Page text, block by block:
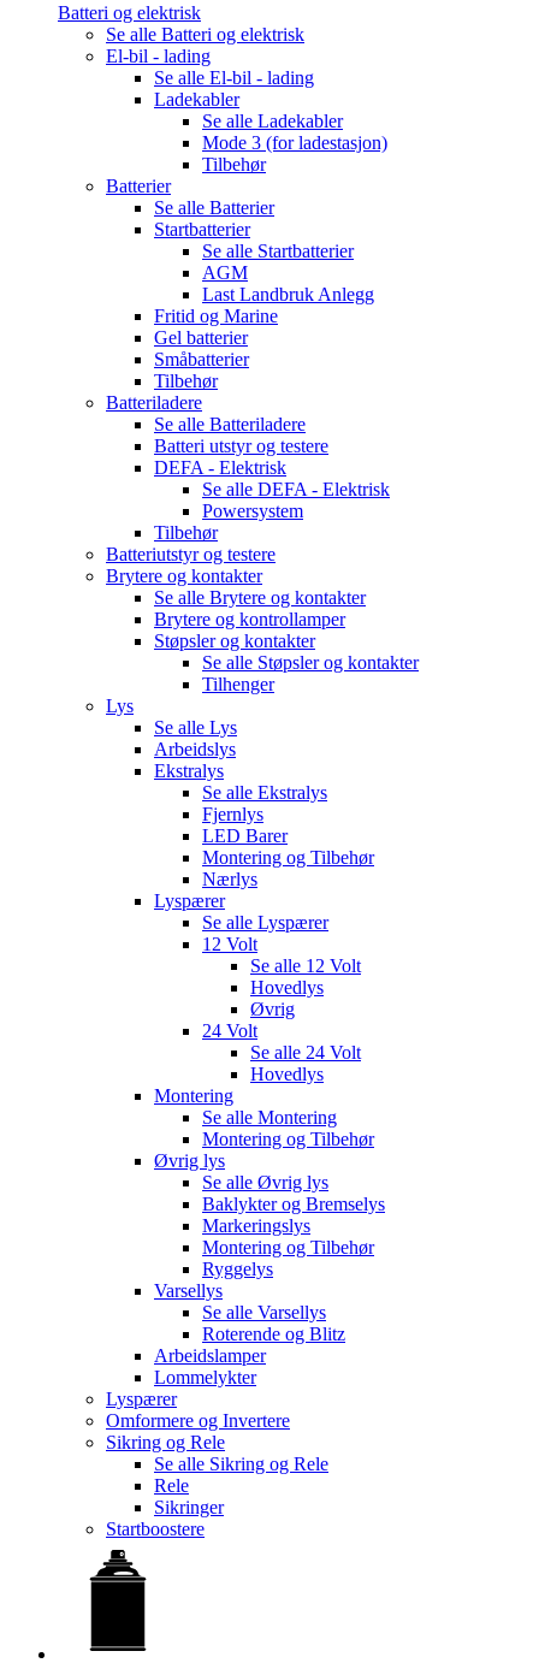
Batteri og elektrisk
Se alle Batteri og elektrisk
El-bil - lading
Se alle El-bil - lading
Ladekabler
Se alle Ladekabler
Mode 3 (for ladestasjon)
Tilbehør
Batterier
Se alle Batterier
Startbatterier
Se alle Startbatterier
AGM
Last Landbruk Anlegg
Fritid og Marine
Gel batterier
Småbatterier
Tilbehør
Batteriladere
Se alle Batteriladere
Batteri utstyr og testere
DEFA - Elektrisk
Se alle DEFA - Elektrisk
Powersystem
Tilbehør
Batteriutstyr og testere
Brytere og kontakter
Se alle Brytere og kontakter
Brytere og kontrollamper
Støpsler og kontakter
Se alle Støpsler og kontakter
Tilhenger
Lys
Se alle Lys
Arbeidslys
Ekstralys
Se alle Ekstralys
Fjernlys
LED Barer
Montering og Tilbehør
Nærlys
Lyspærer
Se alle Lyspærer
12 Volt
Se alle 12 Volt
Hovedlys
Øvrig
24 Volt
Se alle 24 Volt
Hovedlys
Montering
Se alle Montering
Montering og Tilbehør
Øvrig lys
Se alle Øvrig lys
Baklykter og Bremselys
Markeringslys
Montering og Tilbehør
Ryggelys
Varsellys
Se alle Varsellys
Roterende og Blitz
Arbeidslamper
Lommelykter
Lyspærer
Omformere og Invertere
Sikring og Rele
Se alle Sikring og Rele
Rele
Sikringer
Startboostere